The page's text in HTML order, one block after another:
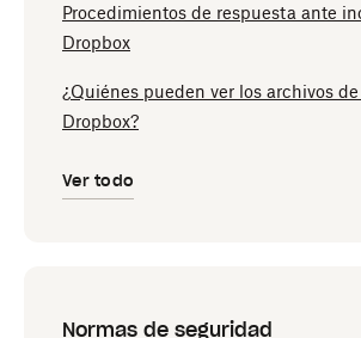
Procedimientos de respuesta ante
Dropbox
¿Quiénes pueden ver los archivos
Dropbox?
Ver todo
Normas de seguridad